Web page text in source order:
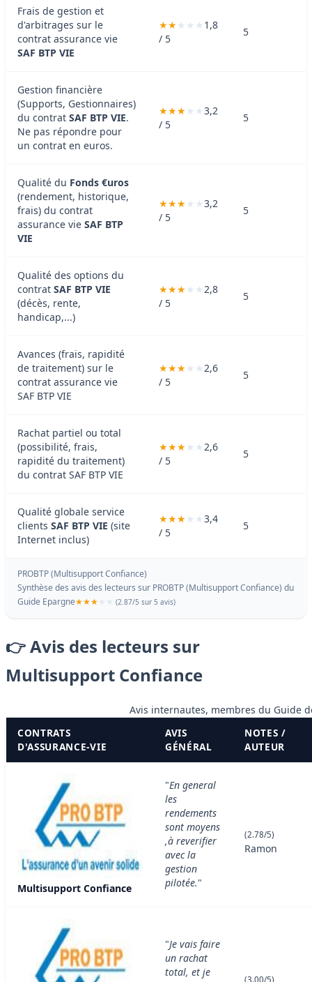
Frais de gestion et
d'arbitrages sur le
contrat assurance vie
SAF BTP VIE
1,8
/ 5
5
Gestion financière
(Supports, Gestionnaires)
du contrat SAF BTP VIE.
Ne pas répondre pour
un contrat en euros.
3,2
/ 5
5
Qualité du Fonds €uros
(rendement, historique,
frais) du contrat
assurance vie SAF BTP
VIE
3,2
/ 5
5
Qualité des options du
contrat SAF BTP VIE
(décès, rente,
handicap,...)
2,8
/ 5
5
Avances (frais, rapidité
de traitement) sur le
contrat assurance vie
SAF BTP VIE
2,6
/ 5
5
Rachat partiel ou total
(possibilité, frais,
rapidité du traitement)
du contrat SAF BTP VIE
2,6
/ 5
5
Qualité globale service
clients SAF BTP VIE (site
Internet inclus)
3,4
/ 5
5
PROBTP (Multisupport Confiance)
Synthèse des avis des lecteurs sur PROBTP (Multisupport Confiance) du
Guide Epargne
(2.87/5 sur 5 avis)
👉 Avis des lecteurs sur
Multisupport Confiance
Avis internautes, membres du Guide
CONTRATS
D'ASSURANCE-VIE
AVIS
GÉNÉRAL
NOTES /
AUTEUR
Multisupport Confiance
"En general
les
rendements
sont moyens
,à reverifier
avec la
gestion
pilotée."
(2.78/5)
Ramon
"Je vais faire
un rachat
total, et je
(3.00/5)